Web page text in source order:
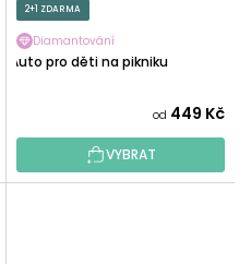
2+1 ZDARMA
Diamantování
Auto pro děti na pikniku
od 449 Kč
VYBRAT